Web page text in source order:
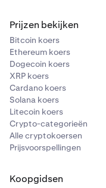
Prijzen bekijken
Bitcoin koers
Ethereum koers
Dogecoin koers
XRP koers
Cardano koers
Solana koers
Litecoin koers
Crypto-categorieën
Alle cryptokoersen
Prijsvoorspellingen
Koopgidsen